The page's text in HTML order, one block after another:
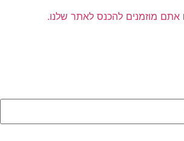
אתם מוזמנים להכנס לאתר שלנו.